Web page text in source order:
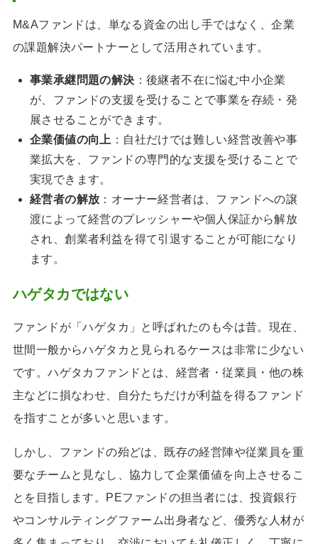
M&Aファンドは、単なる資金の出し手ではなく、企業
の課題解決パートナーとして活用されています。
事業承継問題の解決 ：後継者不在に悩む中小企業
が、ファンドの支援を受けることで事業を存続・発
展させることができます。
企業価値の向上 ：自社だけでは難しい経営改善や事
業拡大を、ファンドの専門的な支援を受けることで
実現できます。
経営者の解放 ：オーナー経営者は、ファンドへの譲
渡によって経営のプレッシャーや個人保証から解放
され、創業者利益を得て引退することが可能になり
ます。
ハゲタカではない
ファンドが「ハゲタカ」と呼ばれたのも今は昔。現在、
世間一般からハゲタカと見られるケースは非常に少ない
です。ハゲタカファンドとは、経営者・従業員・他の株
主などに損なわせ、自分たちだけが利益を得るファンド
を指すことが多いと思います。
しかし、ファンドの殆どは、既存の経営陣や従業員を重
要なチームと見なし、協力して企業価値を向上させるこ
とを目指します。PEファンドの担当者には、投資銀行
やコンサルティングファーム出身者など、優秀な人材が